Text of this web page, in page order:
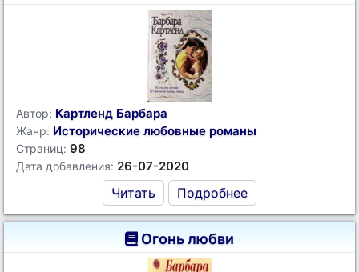
Автор: Картленд Барбара
Жанр: Исторические любовные романы
Страниц: 98
Дата добавления: 26-07-2020
Читать Подробнее
Огонь любви